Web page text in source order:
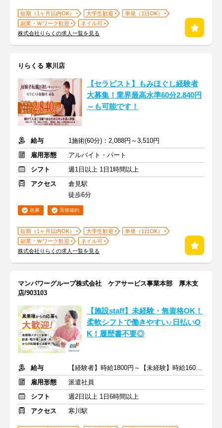
短期（1ヶ月以内OK） 大学生歓迎
単発（1日OK）
副業・Ｗワーク歓迎
ネイル可
株式会社りらくの求人一覧を見る
りらくる 寒川店
【セラピスト】もみほぐし経験者
大募集！業界最高水準60分2,840円
～も可能です！
給与
1施術(60分)：2,088円～3,510円
雇用形態
アルバイト・パート
シフト
週1日以上 1日1時間以上
アクセス
倉見駅
徒歩6分
急募 面接確約
短期（1ヶ月以内OK） 大学生歓迎
単発（1日OK）
副業・Ｗワーク歓迎
ネイル可
株式会社りらくの求人一覧を見る
マンパワーグループ株式会社 ケアサービス事業本部 厚木支
店/903103
【施設staff】未経験・無資格OK！
柔軟シフトで働きやすい♪日払いO
K！履歴書不要◎
給与
【経験者】時給1800円～【未経験】時給1600円～ ※交通費全額
雇用形態
派遣社員
シフト
週2日以上 1日6時間以上
アクセス
寒川駅